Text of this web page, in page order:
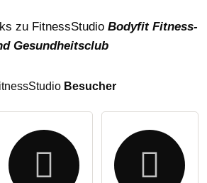
zu FitnessStudio Bodyfit Fitness-
Gesundheitsclub
Besucher